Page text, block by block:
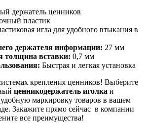
держатель ценников
пластик
игла для удобного втыкания в
держателя информации: 27 мм
толщина вставки: 0,7 мм
Быстрая и легкая установка
крепления ценников! Выберите
ценникодержатель иголка и
маркировку товаров в вашем
Закажите прямо сейчас в компании
все преимущества!